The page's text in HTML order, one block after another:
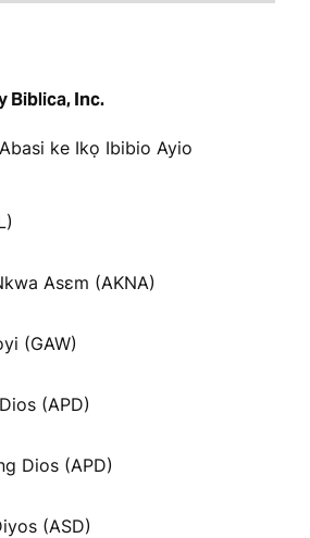
Biblica, Inc.
ke Ikọ Ibibio Ayio
Asɛm (AKNA)
(GAW)
(APD)
Dios (APD)
(ASD)